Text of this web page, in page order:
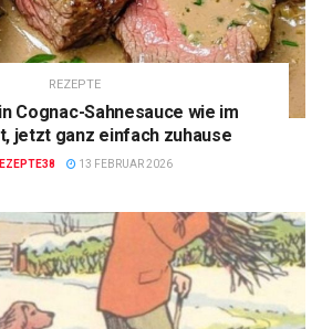
REZEPTE
Cognac-Sahnesauce wie im
jetzt ganz einfach zuhause
13 FEBRUAR 2026